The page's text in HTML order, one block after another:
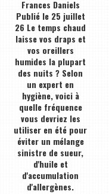
Frances Daniels
Publié le 25 juillet
26 Le temps chaud
laisse vos draps et
vos oreillers
humides la plupart
des nuits ? Selon
un expert en
hygiène, voici à
quelle fréquence
vous devriez les
utiliser en été pour
éviter un mélange
sinistre de sueur,
d'huile et
d'accumulation
d'allergènes.